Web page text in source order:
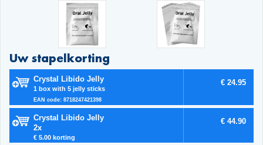
Uw stapelkorting
Crystal Libido Jelly
1 box with 5 jelly sticks
EAN code: 8718247421398
€ 24.95
Crystal Libido Jelly
2x
€ 5.00 korting
€ 44.90